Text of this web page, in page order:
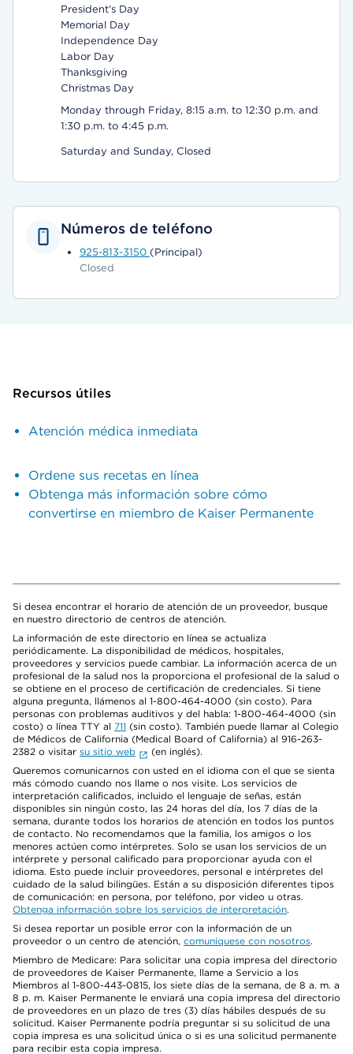
President's Day
Memorial Day
Independence Day
Labor Day
Thanksgiving
Christmas Day
Monday through Friday, 8:15 a.m. to 12:30 p.m. and
1:30 p.m. to 4:45 p.m.
Saturday and Sunday, Closed
Números de teléfono
925-813-3150 (Principal)
Closed
Recursos útiles
Atención médica inmediata
Ordene sus recetas en línea
Obtenga más información sobre cómo
convertirse en miembro de Kaiser Permanente
Si desea encontrar el horario de atención de un proveedor, busque
en nuestro directorio de centros de atención.
La información de este directorio en línea se actualiza
periódicamente. La disponibilidad de médicos, hospitales,
proveedores y servicios puede cambiar. La información acerca de un
profesional de la salud nos la proporciona el profesional de la salud o
se obtiene en el proceso de certificación de credenciales. Si tiene
alguna pregunta, llámenos al 1-800-464-4000 (sin costo). Para
personas con problemas auditivos y del habla: 1-800-464-4000 (sin
costo) o línea TTY al 711 (sin costo). También puede llamar al Colegio
de Médicos de California (Medical Board of California) al 916-263-
2382 o visitar su sitio web
(en inglés).
Queremos comunicarnos con usted en el idioma con el que se sienta
más cómodo cuando nos llame o nos visite. Los servicios de
interpretación calificados, incluido el lenguaje de señas, están
disponibles sin ningún costo, las 24 horas del día, los 7 días de la
semana, durante todos los horarios de atención en todos los puntos
de contacto. No recomendamos que la familia, los amigos o los
menores actúen como intérpretes. Solo se usan los servicios de un
intérprete y personal calificado para proporcionar ayuda con el
idioma. Esto puede incluir proveedores, personal e intérpretes del
cuidado de la salud bilingües. Están a su disposición diferentes tipos
de comunicación: en persona, por teléfono, por video u otras.
Obtenga información sobre los servicios de interpretación.
Si desea reportar un posible error con la información de un
proveedor o un centro de atención, comuníquese con nosotros.
Miembro de Medicare: Para solicitar una copia impresa del directorio
de proveedores de Kaiser Permanente, llame a Servicio a los
Miembros al 1-800-443-0815, los siete días de la semana, de 8 a. m. a
8 p. m. Kaiser Permanente le enviará una copia impresa del directorio
de proveedores en un plazo de tres (3) días hábiles después de su
solicitud. Kaiser Permanente podría preguntar si su solicitud de una
copia impresa es una solicitud única o si es una solicitud permanente
para recibir esta copia impresa.